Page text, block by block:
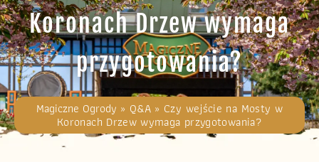
Koronach Drzew wymaga
przygotowania?
Magiczne Ogrody » Q&A » Czy wejście na Mosty w
Koronach Drzew wymaga przygotowania?